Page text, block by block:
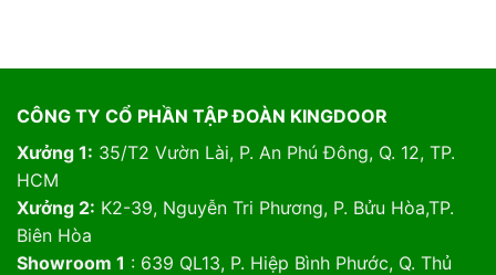
CÔNG TY CỔ PHẦN TẬP ĐOÀN KINGDOOR
Xưởng 1: 35/T2 Vườn Lài, P. An Phú Đông, Q. 12, TP.
HCM
Xưởng 2: K2-39, Nguyễn Tri Phương, P. Bửu Hòa,TP.
Biên Hòa
Showroom 1 : 639 QL13, P. Hiệp Bình Phước, Q. Thủ